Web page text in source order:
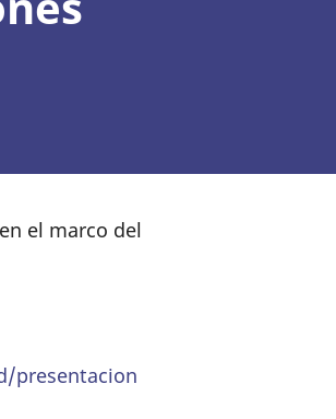
el marco del
presentacion